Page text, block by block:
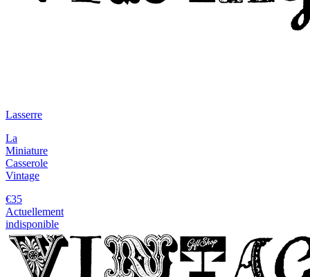
Lasserre
La
Miniature
Casserole
Vintage
€35
Actuellement
indisponible